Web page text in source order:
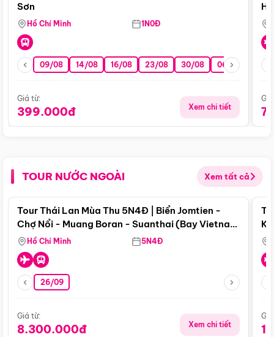
Sơn
Hồ Chí Minh 1N0Đ
09/08 14/08 16/08 23/08 30/08 06/09 13/09
Giá từ:
399.000đ Xem chi tiết
TOUR NƯỚC NGOÀI Xem tất cả
Điểm nổi bật
Tour Thái Lan Mùa Thu 5N4Đ | Biển Jomtien -
Chợ Nổi - Muang Boran - Suanthai (Bay Vietnam
Airlines)
Hồ Chí Minh 5N4Đ
26/09
Giá từ:
8.300.000đ Xem chi tiết